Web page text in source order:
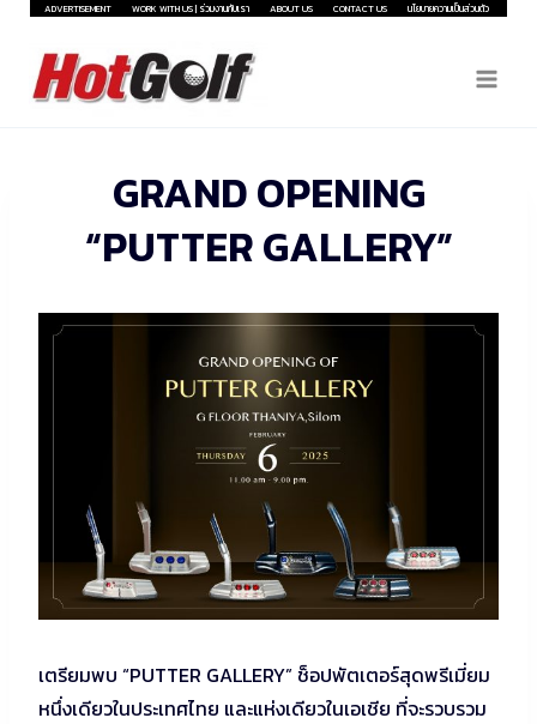
Skip
content
ADVERTISEMENT WORK WITH US | ร่วมงานกับเรา ABOUT US CONTACT US นโยบายความเป็นส่วนตัว
GRAND OPENING
“PUTTER GALLERY”
เตรียมพบ “PUTTER GALLERY” ช็อปพัตเตอร์สุดพรีเมี่ยม
หนึ่งเดียวในประเทศไทย และแห่งเดียวในเอเชีย ที่จะรวบรวม